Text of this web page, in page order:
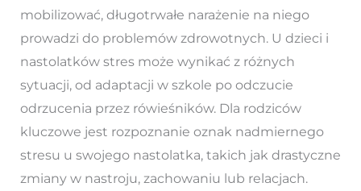
mobilizować, długotrwałe narażenie na niego
prowadzi do problemów zdrowotnych. U dzieci i
nastolatków stres może wynikać z różnych
sytuacji, od adaptacji w szkole po odczucie
odrzucenia przez rówieśników. Dla rodziców
kluczowe jest rozpoznanie oznak nadmiernego
stresu u swojego nastolatka, takich jak drastyczne
zmiany w nastroju, zachowaniu lub relacjach.